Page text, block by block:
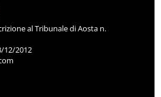
al Tribunale di Aosta n.
12/2012